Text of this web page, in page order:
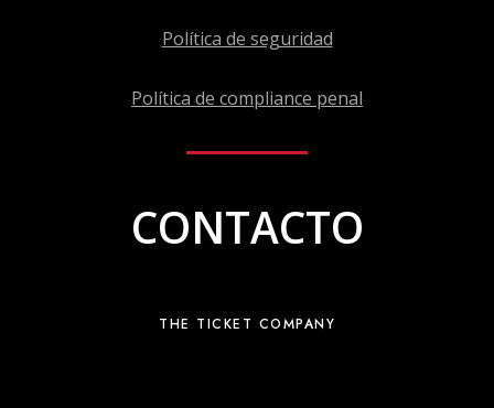
Política de seguridad
Política de compliance penal
CONTACTO
THE TICKET COMPANY